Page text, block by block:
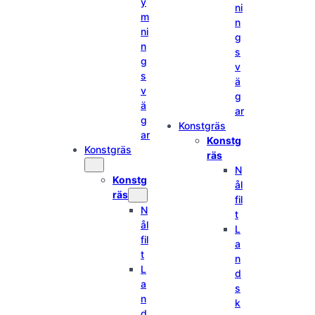
m
ni
n
g
s
v
ä
g
ar
Konstgräs
Konstg
räs
N
ål
fil
t
L
a
n
ni
n
g
s
v
ä
g
ar
Konstgräs
Konstg
räs
N
ål
fil
t
L
a
n
d
s
k